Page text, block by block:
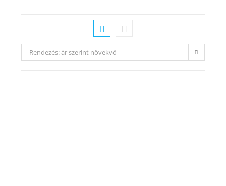
Rendezés: ár szerint növekvő